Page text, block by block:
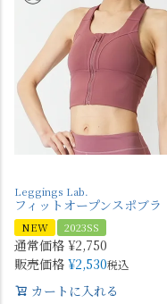
Leggings Lab.
フィットオープンスポブラ
NEW 2023SS
通常価格 ¥2,750
販売価格 ¥2,530税込
カートに入れる